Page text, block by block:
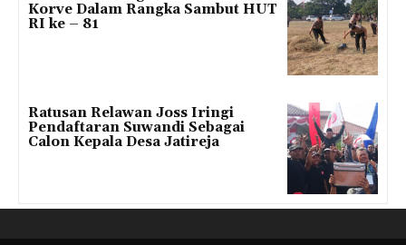
Korve Dalam Rangka Sambut HUT
RI ke – 81
Ratusan Relawan Joss Iringi
Pendaftaran Suwandi Sebagai
Calon Kepala Desa Jatireja